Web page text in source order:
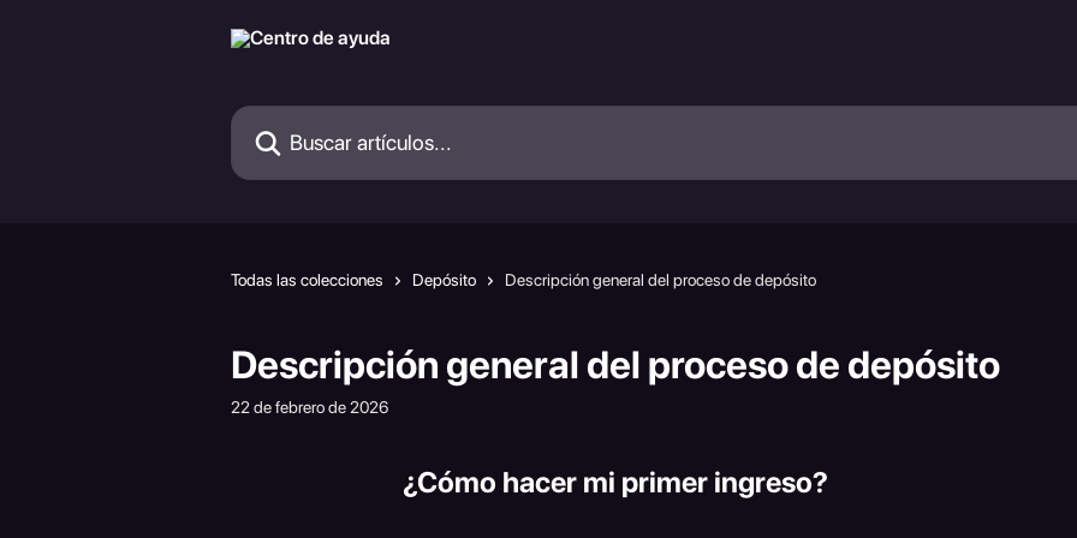
Buscar artículos...
Todas las colecciones Depósito Descripción general del proceso de depósito
Descripción general del proceso de depósito
22 de febrero de 2026
¿Cómo hacer mi primer ingreso?